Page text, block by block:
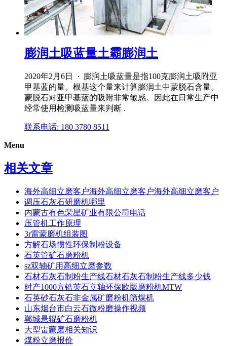
膨润土吸蓝量土霸膨润土
2020年2月6日 · 膨润土吸蓝量是指100克膨润土吸附亚
甲基蓝的量。根基这个量来计算膨润土中蒙脱石含量。
蒙脱石对亚甲基蓝的吸附非常敏感。因此在日常生产中
经常使用检测吸蓝量来判断 .
联系电话: 180 3780 8511
Menu
相关文章
海外高细立磨客户海外高细立磨客户海外高细立磨客户
调压石灰石研磨机哪里
内蒙古有色荣星矿业有限公司电话
压管机工作原理
3r雷蒙磨机组装图
方解石场惯性环保制粉设备
石英管矿石磨粉机
sz双轴矿用高细立磨参数
石材石灰石制粉生产线石材石灰石制粉生产线多少钱
时产1000方锆英石立轴环保欧版磨粉机MTW
石英砂石灰石非金属矿磨粉机筛煤机
山东烟台市白云石微粉磨操作视频
郸城悬辊矿石磨粉机
大型雷蒙磨相关知识
煤粉立磨报价